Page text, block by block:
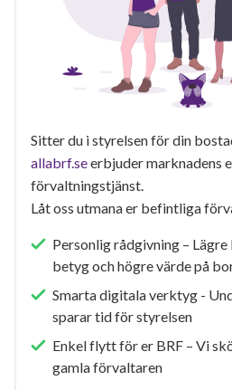
Sitter du i styrelsen för din
allabrf.seerbjuder marknadens
förvaltningstjänst.
Låt oss utmana er befintliga
Personlig rådgivning –
betyg och högre värde på
Smarta digitala verktyg -
sparar tid för styrelsen
Enkel flytt för er BRF – Vi
gamla förvaltaren